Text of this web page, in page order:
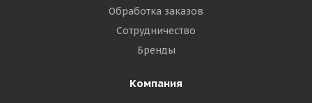
Обработка заказов
Сотрудничество
Бренды
Компания